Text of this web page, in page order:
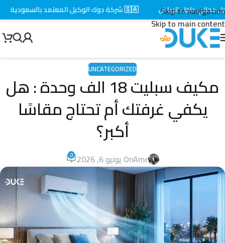
Skip to navigation
Skip to main content
UNCATEGORIZED
مكيف سبليت 18 الف وحدة : هل
يكفي غرفتك أم تحتاج مقاسًا
أكبر؟
AmrOn يونيو 6, 2026 0
داخل الرياض 🇸🇦 شركة دوك الوكيل المعتمد بالسعودية